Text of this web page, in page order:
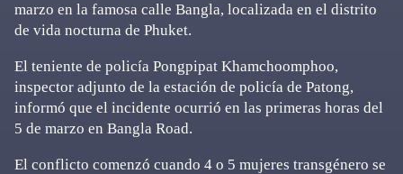
marzo en la famosa calle Bangla, localizada en el distrito
de vida nocturna de Phuket.
El teniente de policía Pongpipat Khamchoomphoo,
inspector adjunto de la estación de policía de Patong,
informó que el incidente ocurrió en las primeras horas del
5 de marzo en Bangla Road.
El conflicto comenzó cuando 4 o 5 mujeres transgénero se